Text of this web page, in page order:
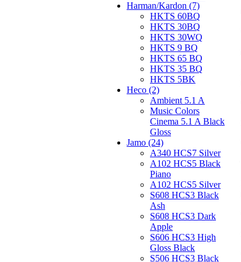
Harman/Kardon (7)
HKTS 60BQ
HKTS 30BQ
HKTS 30WQ
HKTS 9 BQ
HKTS 65 BQ
HKTS 35 BQ
HKTS 5BK
Heco (2)
Ambient 5.1 A
Music Colors
Cinema 5.1 A Black
Gloss
Jamo (24)
A340 HCS7 Silver
A102 HCS5 Black
Piano
A102 HCS5 Silver
S608 HCS3 Black
Ash
S608 HCS3 Dark
Apple
S606 HCS3 High
Gloss Black
S506 HCS3 Black